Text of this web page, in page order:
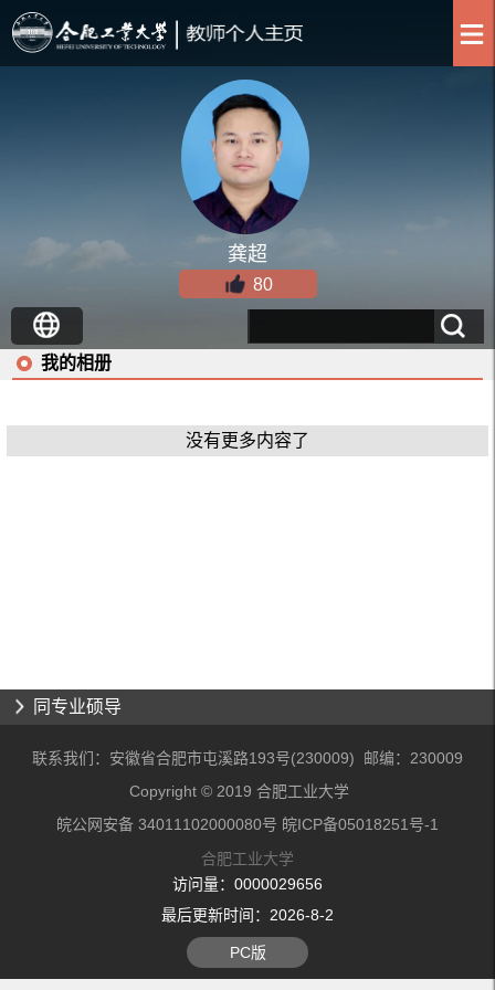
龚超
80
我的相册
没有更多内容了
同专业硕导
联系我们：安徽省合肥市屯溪路193号(230009) 邮编：230009
Copyright © 2019 合肥工业大学
皖公网安备 34011102000080号 皖ICP备05018251号-1
合肥工业大学
访问量： 0000029656
最后更新时间： 2026-8-2
PC版